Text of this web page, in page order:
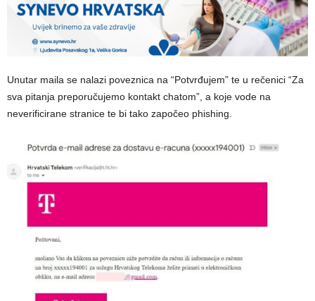
Unutar maila se nalazi poveznica na “Potvrđujem” te u rečenici “Za
sva pitanja preporučujemo kontakt chatom”, a koje vode na
neverificirane stranice te bi tako započeo phishing.